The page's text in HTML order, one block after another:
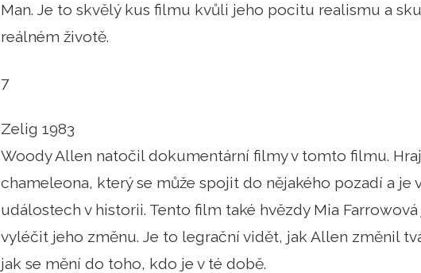
Man. Je to skvělý kus filmu kvůli jeho pocitu realismu a
reálném životě.
7
Zelig 1983
Woody Allen natočil dokumentární filmy v tomto filmu.
chameleona, který se může spojit do nějakého pozadí a je
událostech v historii. Tento film také hvězdy Mia
vyléčit jeho změnu. Je to legrační vidět, jak Allen změnil
jak se mění do toho, kdo je v té době.